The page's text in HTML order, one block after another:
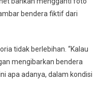
bendera fiktif dari
tidak berlebihan. “Kalau
mengibarkan bendera
apa adanya, dalam kondisi